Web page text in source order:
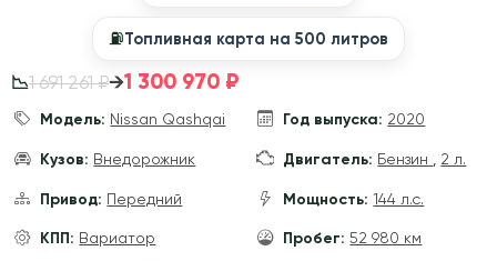
⛽️Топливная карта на 500 литров
📉1 691 261 ₽→1 300 970 ₽
Модель: Nissan Qashqai Год выпуска: 2020
Кузов: Внедорожник Двигатель: Бензин 2 л.
Привод: Передний Мощность: 144 л.с.
КПП: Вариатор Пробег: 52 980 км